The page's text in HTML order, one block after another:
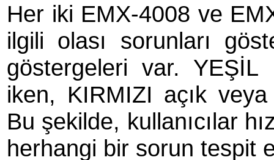
Her iki EMX-4008 ve
ilgili olası sorunları
göstergeleri var. YEŞİL
iken, KIRMIZI açık
Bu şekilde, kullanıcılar
herhangi bir sorun tespit